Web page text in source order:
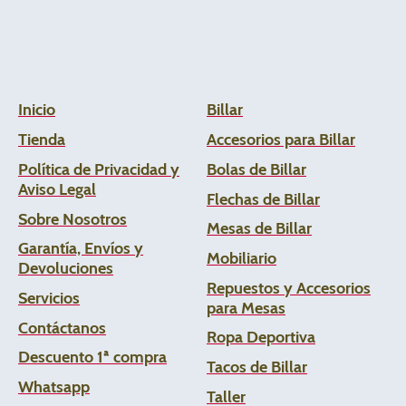
Inicio
Tienda
Política de Privacidad y
Aviso Legal
Sobre Nosotros
Garantía, Envíos y
Devoluciones
Servicios
Contáctanos
Descuento 1ª compra
Whatsapp
Billar
Accesorios para Billar
Bolas de Billar
Flechas de Billar
Mesas de Billar
Mobiliario
Repuestos y Accesorios
para Mesas
Ropa Deportiva
Tacos de Billar
Taller